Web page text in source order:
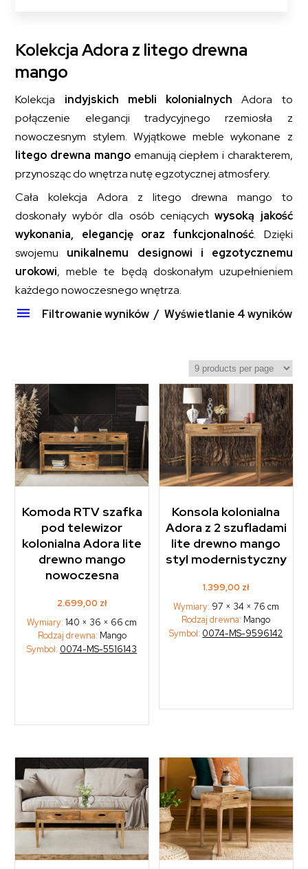
Kolekcja Adora z litego drewna
mango
Kolekcja indyjskich mebli kolonialnych Adora to
połączenie elegancji tradycyjnego rzemiosła z
nowoczesnym stylem. Wyjątkowe meble wykonane z
litego drewna mangoemanują ciepłem i charakterem,
przynosząc do wnętrza nutę egzotycznej atmosfery.
Cała kolekcja Adora z litego drewna mango to
doskonały wybór dla osób ceniącychwysoką jakość
wykonania, elegancję oraz funkcjonalność. Dzięki
swojemu unikalnemu designowi i egzotycznemu
urokowi, meble te będą doskonałym uzupełnieniem
każdego nowoczesnego wnętrza.
Filtrowanie wyników
Wyświetlanie 4 wyników
Komoda RTV szafka
pod telewizor
kolonialna Adora lite
drewno mango
nowoczesna
2.699,00 zł
Wymiary:140 × 36 × 66 cm
Rodzaj drewna: Mango
Symbol: 0074-MS-5516143
Konsola kolonialna
Adora z 2 szufladami
lite drewno mango
styl modernistyczny
1.399,00 zł
Wymiary: 97 × 34 × 76 cm
Rodzaj drewna: Mango
Symbol: 0074-MS-9596142